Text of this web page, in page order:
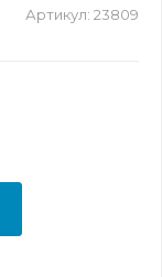
Артикул: 23809